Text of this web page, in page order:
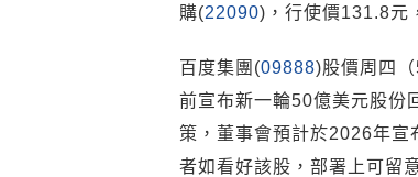
購(22090)，行使價131.8元
百度集團(09888)股價周四
前宣布新一輪50億美元股份
策，董事會預計於2026年宣
者如看好該股，部署上可留